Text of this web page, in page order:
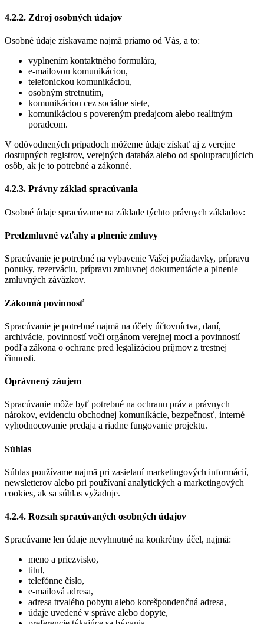
4.2.2. Zdroj osobných údajov
Osobné údaje získavame najmä priamo od Vás, a to:
vyplnením kontaktného formulára,
e-mailovou komunikáciou,
telefonickou komunikáciou,
osobným stretnutím,
komunikáciou cez sociálne siete,
komunikáciou s povereným predajcom alebo realitným
poradcom.
V odôvodnených prípadoch môžeme údaje získať aj z verejne
dostupných registrov, verejných databáz alebo od spolupracujúcich
osôb, ak je to potrebné a zákonné.
4.2.3. Právny základ spracúvania
Osobné údaje spracúvame na základe týchto právnych základov:
Predzmluvné vzťahy a plnenie zmluvy
Spracúvanie je potrebné na vybavenie Vašej požiadavky, prípravu
ponuky, rezerváciu, prípravu zmluvnej dokumentácie a plnenie
zmluvných záväzkov.
Zákonná povinnosť
Spracúvanie je potrebné najmä na účely účtovníctva, daní,
archivácie, povinností voči orgánom verejnej moci a povinností
podľa zákona o ochrane pred legalizáciou príjmov z trestnej
činnosti.
Oprávnený záujem
Spracúvanie môže byť potrebné na ochranu práv a právnych
nárokov, evidenciu obchodnej komunikácie, bezpečnosť, interné
vyhodnocovanie predaja a riadne fungovanie projektu.
Súhlas
Súhlas používame najmä pri zasielaní marketingových informácií,
newsletterov alebo pri používaní analytických a marketingových
cookies, ak sa súhlas vyžaduje.
4.2.4. Rozsah spracúvaných osobných údajov
Spracúvame len údaje nevyhnutné na konkrétny účel, najmä:
meno a priezvisko,
titul,
telefónne číslo,
e-mailová adresa,
adresa trvalého pobytu alebo korešpondenčná adresa,
údaje uvedené v správe alebo dopyte,